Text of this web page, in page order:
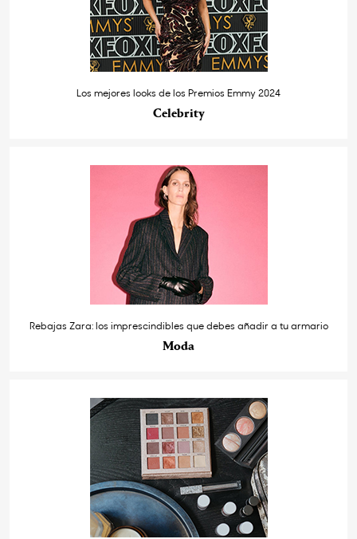
Los mejores looks de los Premios Emmy 2024
Celebrity
Rebajas Zara: los imprescindibles que debes añadir a tu armario
Moda